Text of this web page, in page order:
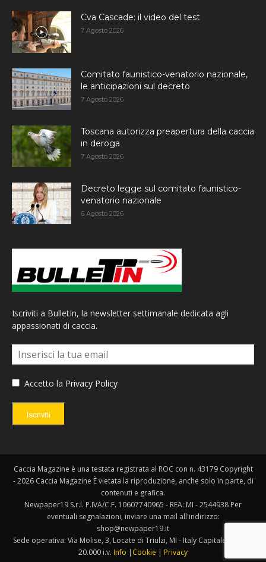
Cva Cascade: il video del test
7 Agosto 2026
Comitato faunistico-venatorio nazionale,
le anticipazioni sul decreto
7 Agosto 2026
Toscana autorizza preapertura della caccia
in deroga
7 Agosto 2026
Decreto legge sul comitato faunistico-
venatorio nazionale
6 Agosto 2026
Iscriviti a BulletIn, la newsletter settimanale dedicata agli
appassionati di caccia.
Accetto la Privacy Policy
Iscriviti
Caccia Magazine è una testata registrata al ROC con n. 43179 Copyright
- 2026 Caccia Magazine È vietata la riproduzione, anche solo in parte, di
contenuti e grafica.
Newpaper19 S.r.l. P.IVA/C.F. 10607740965 - REA: MI - 2544938 Per
eventuali segnalazioni, inviare una mail all'indirizzo:
shop@newpaper19.it
Sede operativa: Via Molise, 3, Locate di Triulzi, MI - Italy Capitale Sociale:
20.000 i.v. Info | Cookie | Privacy